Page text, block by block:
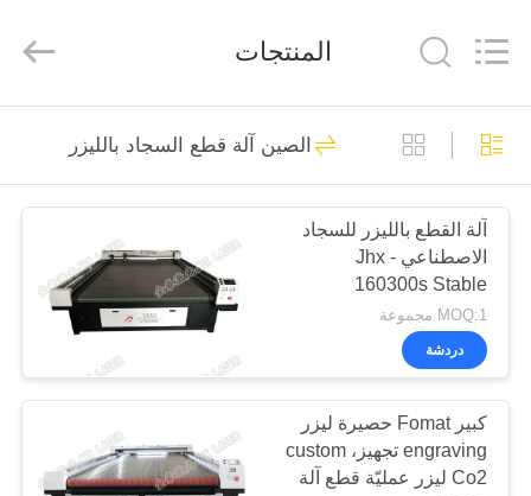
بيت
منتجات
معلومات
جولة
المصنع
Photoelectric
Co.,Ltd.
آلة الليزر CO2
Galvo آلة الليزر
25
المنتجات
الصين آلة قطع السجاد بالليزر
آلة القطع بالليزر للسجاد
الاصطناعي Jhx -
160300s Stable
Performance
MOQ:1 مجموعة
دردشة
كبير Fomat حصيرة ليزر
engraving تجهيز، custom
Co2 ليزر عمليّة قطع آلة